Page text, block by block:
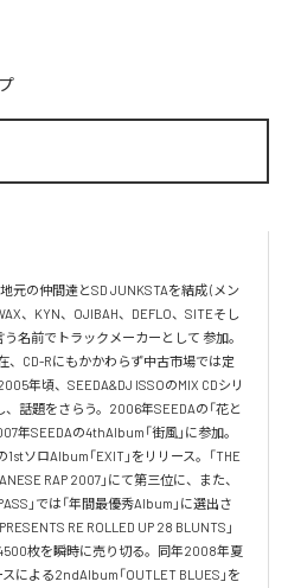
元の仲間達とSD JUNKSTAを結成 (メン
、KYN、OJIBAH、DEFLO、SITEそし
名前でトラックメーカーとして 参加。
、CD-Rにもかかわらず中古市場では定
年頃、SEEDA&DJ ISSOのMIX CDシリ
、話題をさらう。2006年SEEDAの「花と
年SEEDAの4thAlbum「街風」に参加。
ソロAlbum「EXIT」をリリース。「THE
RAP 2007」にて第三位に、また、
」では「年間最優秀Album」に選出さ
RE ROLLED UP 28 BLUNTS」
枚を瞬時に売り切る。同年2008年夏
による2ndAlbum「OUTLET BLUES」を